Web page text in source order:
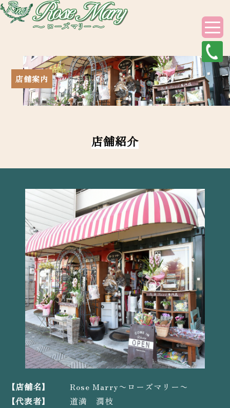
店舗案内
店舗紹介
【店舗名】
Rose Marry〜ローズマリー〜
【代表者】
道満 潤枝